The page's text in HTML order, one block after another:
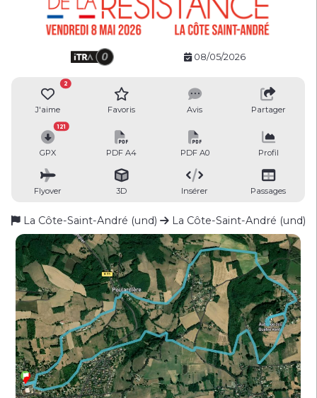
08/05/2026
J'aime
2
Favoris Avis Partager
GPX
121
PDF A4 PDF A0 Profil
Flyover 3D Insérer Passages
La Côte-Saint-André (und) La Côte-Saint-André (und)